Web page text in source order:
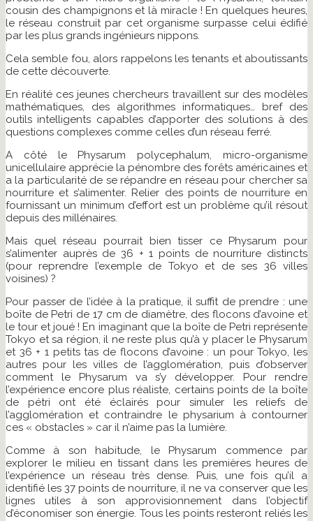
cousin des champignons et là miracle ! En quelques heures,
le réseau construit par cet organisme surpasse celui édifié
par les plus grands ingénieurs nippons.
Cela semble fou, alors rappelons les tenants et aboutissants
de cette découverte.
En réalité ces jeunes chercheurs travaillent sur des modèles
mathématiques, des algorithmes informatiques… bref des
outils intelligents capables d’apporter des solutions à des
questions complexes comme celles d’un réseau ferré.
A côté le Physarum polycephalum, micro-organisme
unicellulaire apprécie la pénombre des forêts américaines et
a la particularité de se répandre en réseau pour chercher sa
nourriture et s’alimenter. Relier des points de nourriture en
fournissant un minimum d’effort est un problème qu’il résout
depuis des millénaires.
Mais quel réseau pourrait bien tisser ce Physarum pour
s’alimenter auprès de 36 + 1 points de nourriture distincts
(pour reprendre l’exemple de Tokyo et de ses 36 villes
voisines) ?
Pour passer de l’idée à la pratique, il suffit de prendre : une
boîte de Petri de 17 cm de diamètre, des flocons d’avoine et
le tour et joué ! En imaginant que la boîte de Petri représente
Tokyo et sa région, il ne reste plus qu’à y placer le Physarum
et 36 + 1 petits tas de flocons d’avoine : un pour Tokyo, les
autres pour les villes de l’agglomération, puis d’observer
comment le Physarum va s’y développer. Pour rendre
l’expérience encore plus réaliste, certains points de la boîte
de pétri ont été éclairés pour simuler les reliefs de
l’agglomération et contraindre le physarium à contourner
ces « obstacles » car il n’aime pas la lumière.
Comme à son habitude, le Physarum commence par
explorer le milieu en tissant dans les premières heures de
l’expérience un réseau très dense. Puis, une fois qu’il a
identifié les 37 points de nourriture, il ne va conserver que les
lignes utiles à son approvisionnement dans l’objectif
d’économiser son énergie. Tous les points resteront reliés les